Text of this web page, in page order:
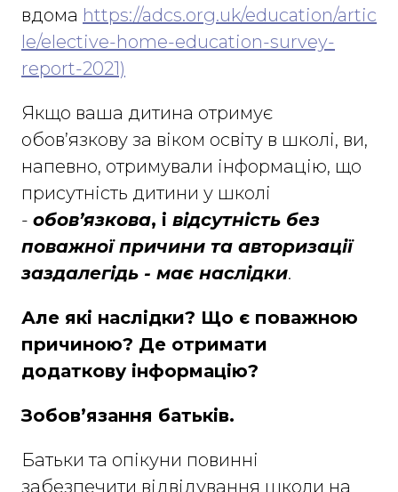
вдома https://adcs.org.uk/education/artic
le/elective-home-education-survey-
report-2021)
Якщо ваша дитина отримує
обов’язкову за віком освіту в школі, ви,
напевно, отримували інформацію, що
присутність дитини у школі
- обов’язкова, і відсутність без
поважної причини та авторизації
заздалегідь - має наслідки.
Але які наслідки? Що є поважною
причиною? Де отримати
додаткову інформацію?
Зобов’язання батьків.
Батьки та опікуни повинні
забезпечити відвідування школи на